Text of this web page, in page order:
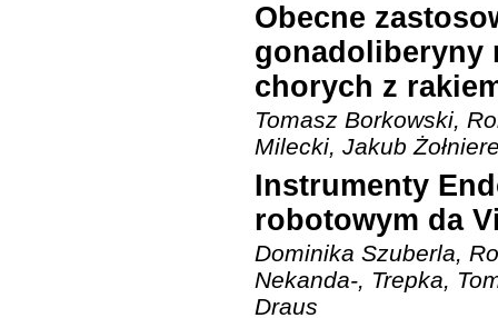
Obecne
gonadoliberyny
chorych z
Tomasz Borkowski,
Milecki, Jakub
Instrumenty
robotowym da
Dominika Szuberla,
Nekanda-, Trepka,
Draus